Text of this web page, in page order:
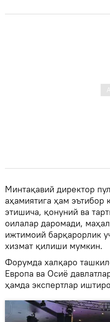
Минтақавий директор
аҳамиятига ҳам эътибор
этишича, қонуний ва
оилалар даромади,
ижтимоий барқарорлик
хизмат қилиши мумкин.
Форумда халқаро
Европа ва Осиё
ҳамда экспертлар